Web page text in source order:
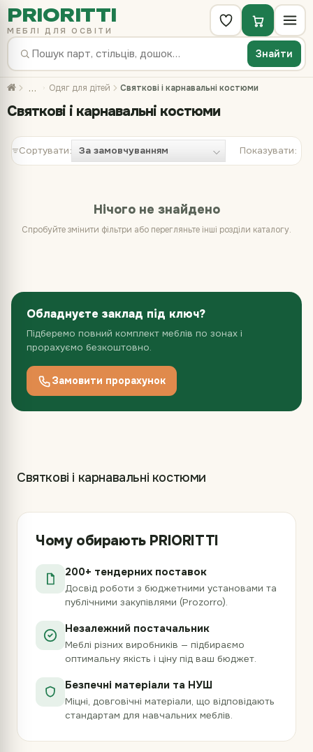
PRIORITTI
МЕБЛІ ДЛЯ ОСВІТИ
Знайти
… Одяг для дітей Святкові і карнавальні костюми
Святкові і карнавальні костюми
Обладнуєте заклад під ключ?
Підберемо повний комплект меблів по зонах і
прорахуємо безкоштовно.
Замовити прорахунок
Сортувати: Показувати:
Нічого не знайдено
Спробуйте змінити фільтри або перегляньте інші розділи каталогу.
Святкові і карнавальні костюми
Чому обирають PRIORITTI
200+ тендерних поставок
Досвід роботи з бюджетними установами та
публічними закупівлями (Prozorro).
Незалежний постачальник
Меблі різних виробників — підбираємо
оптимальну якість і ціну під ваш бюджет.
Безпечні матеріали та НУШ
Міцні, довговічні матеріали, що відповідають
стандартам для навчальних меблів.